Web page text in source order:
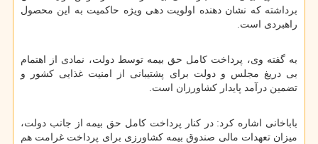
برداشته که نشان دهنده اولویت دهی ویژه حاکمیت به این محصول
راهبردی است.
به گفته وی، پرداخت کامل حق بیمه توسط دولت، نمادی از اهتمام
بی دریغ مجلس و دولت برای پشتیبانی از امنیت غذایی کشور و
تضمین درآمد پایدار کشاورزان است.
باباخانی اشاره کرد: در کنار پرداخت کامل حق بیمه از جانب دولت،
میزان تعهدات مالی صندوق بیمه کشاورزی برای پرداخت غرامت هم